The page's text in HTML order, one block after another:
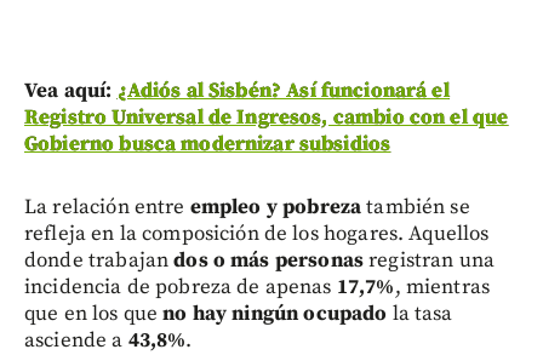
Vea aquí: ¿Adiós al Sisbén? Así funcionará el
Registro Universal de Ingresos, cambio con el que
Gobierno busca modernizar subsidios
La relación entre empleo y pobrezatambién se
refleja en la composición de los hogares. Aquellos
donde trabajandos o más personasregistran una
incidencia de pobreza de apenas 17,7%, mientras
que en los queno hay ningún ocupado la tasa
asciende a 43,8%.